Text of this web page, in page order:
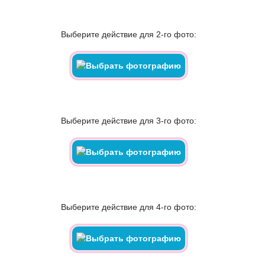
Выберите действие для 2-го фото:
Выберите действие для 3-го фото:
Выберите действие для 4-го фото: